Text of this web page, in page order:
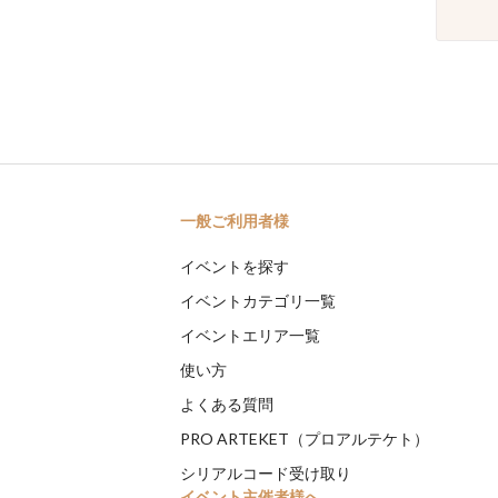
一般ご利用者様
イベントを探す
イベントカテゴリ一覧
イベントエリア一覧
使い方
よくある質問
PRO ARTEKET（プロアルテケト）
シリアルコード受け取り